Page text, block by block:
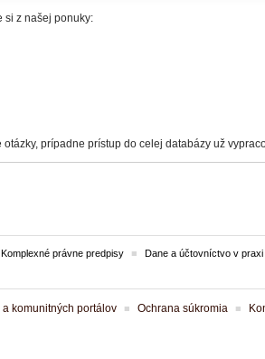
si z našej ponuky:
prípadne prístup do celej databázy už
Komplexné právne predpisy Dane a účtovníctvo v praxi
komunitných portálov Ochrana súkromia